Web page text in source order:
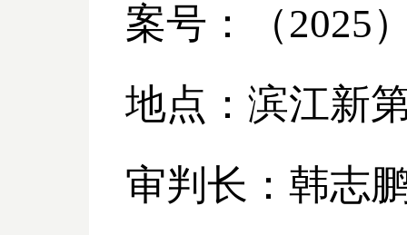
案号：（2025
地点：滨江新
审判长：韩志